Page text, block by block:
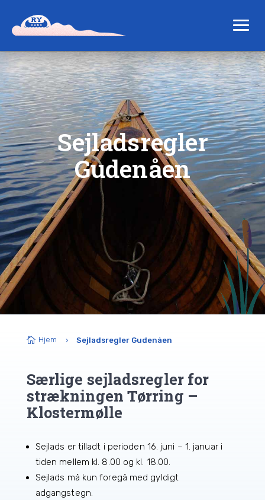
Sejladsregler
Gudenåen
 Hjem 5 Sejladsregler Gudenåen
Særlige sejladsregler for
strækningen Tørring –
Klostermølle
Sejlads er tilladt i perioden 16. juni – 1. januar i
tiden mellem kl. 8.00 og kl. 18.00.
Sejlads må kun foregå med gyldigt
adgangstegn.